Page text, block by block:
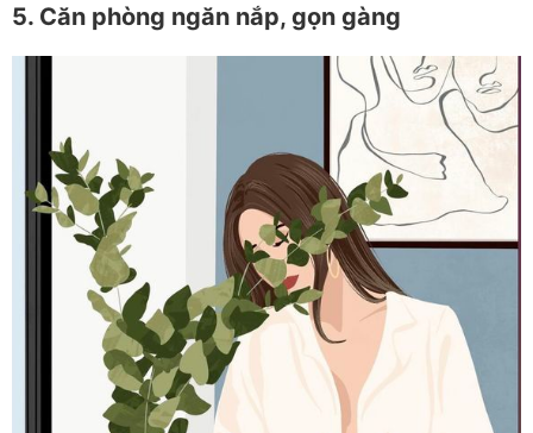
5. Căn phòng ngăn nắp, gọn gàng